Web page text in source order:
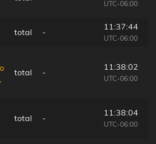
UTC-06:00
total -
11:37:44
UTC-06:00
total -
11:38:02
UTC-06:00
total -
11:38:04
UTC-06:00